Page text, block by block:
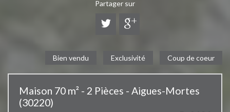
Partager sur
Bien vendu Exclusivité Coup de coeur
Maison 70 m² - 2 Pièces - Aigues-Mortes
(30220)